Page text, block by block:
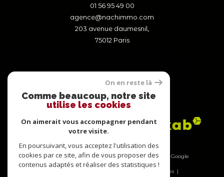
01 56 95 49 00
agence@nachimmo.com
203 avenue daumesnil,
75012
paris
ADHÉRENTS
© 2026 | Tous droits réservés | Traduction powered by Google
|
Mentions légales
On en reste là
Comme beaucoup, notre site
utilise les cookies
On aimerait vous accompagner pendant
votre visite.
En poursuivant, vous acceptez l'utilisation des
cookies par ce site, afin de vous proposer des
contenus adaptés et réaliser des statistiques !